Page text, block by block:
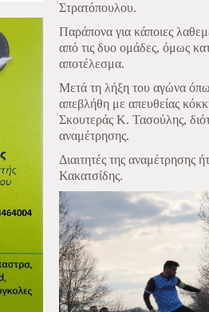
Στρατόπουλου.
Παράπονα για κάποιες
από τις δυο ομάδες, όμως
αποτέλεσμα.
Μετά τη λήξη του αγώνα
απεβλήθη με απευθείας
Σκουτεράς Κ. Τασούλης,
αναμέτρησης.
Διαιτητές της αναμέτρησης
Κακατσίδης.